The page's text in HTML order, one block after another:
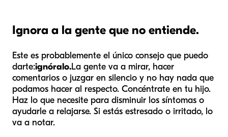
Ignora a la gente que no entiende.
Este es probablemente el único consejo que puedo
darte:ignóralo.La gente va a mirar, hacer
comentarios o juzgar en silencio y no hay nada que
podamos hacer al respecto. Concéntrate en tu hijo.
Haz lo que necesite para disminuir los síntomas o
ayudarle a relajarse. Si estás estresado o irritado, lo
va a notar.